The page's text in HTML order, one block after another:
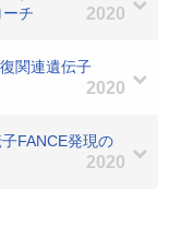
チ
2020
関連遺伝子
2020
FANCE発現の
2020